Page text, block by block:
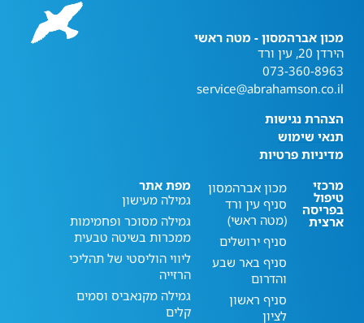
מכון אברהמסון - מטה ראשי
הירדן 20, עין ורד
073-360-8963
service@abrahamson.co.il
הצהרת נגישות
תנאי שימוש
מדיניות פרטיות
מרכזי
טיפול
בפריסה
ארצית
מכון אברהמסון
סניף עין ורד
(מטה ראשי)
סניף ירושלים
סניף באר שבע
והדרום
סניף ראשון
לציון
מפת אתר
גמילה מעישון
גמילה מסוכר ופחמימות
ממכרות בשיטה טבעית
ליווי הוליסטי של תהליכי
הרזייה
גמילה מקנאביס וסמים
קלים